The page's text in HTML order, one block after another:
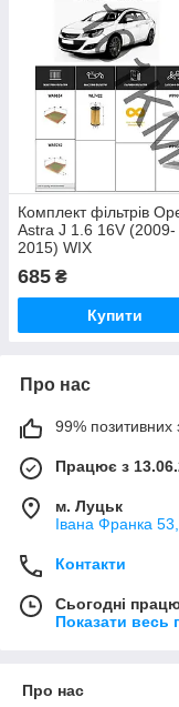
Комплект фільтрів
Astra J 1.6 16V (2009-
2015) WIX
685 ₴
Купити
Про нас
99% позитивних
Працює з
м. Луцьк
Івана Франка
Контакти
Сьогодні
Показати весь
Про нас